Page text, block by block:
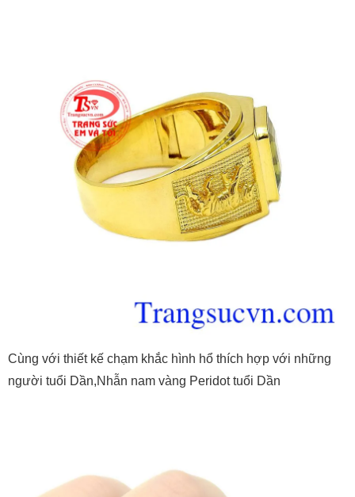
Cùng với thiết kế chạm khắc hình hổ thích hợp với những
người tuổi Dần,Nhẫn nam vàng Peridot tuổi Dần